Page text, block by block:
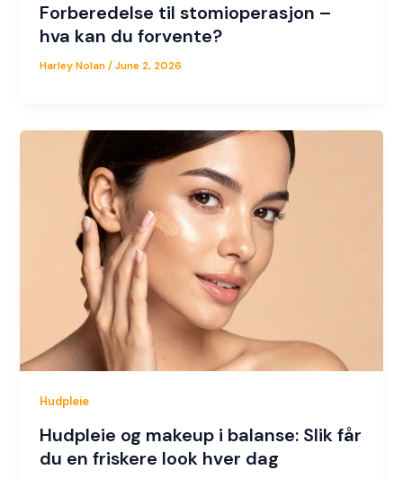
Forberedelse til stomioperasjon –
hva kan du forvente?
Harley Nolan/June 2, 2026
Hudpleie
Hudpleie og makeup i balanse: Slik får
du en friskere look hver dag